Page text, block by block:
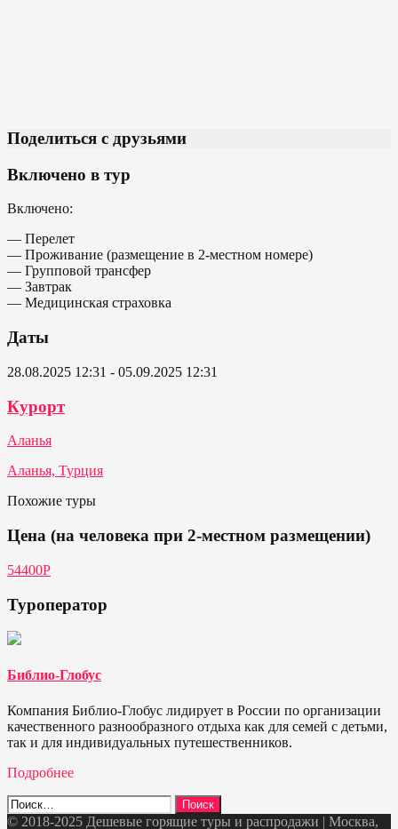
Поделиться с друзьями
Включено в тур
Включено:
— Перелет
— Проживание (размещение в 2-местном номере)
— Групповой трансфер
— Завтрак
— Медицинская страховка
Даты
28.08.2025 12:31 - 05.09.2025 12:31
Курорт
Аланья
Аланья, Турция
Похожие туры
Цена (на человека при 2-местном размещении)
54400P
Туроператор
Библио-Глобус
Компания Библио-Глобус лидирует в России по организации
качественного разнообразного отдыха как для семей с детьми,
так и для индивидуальных путешественников.
Подробнее
Найти:
© 2018-2025 Дешевые горящие туры и распродажи | Москва,